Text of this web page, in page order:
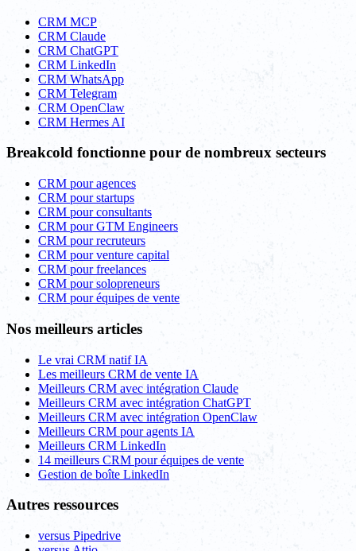
CRM MCP
CRM Claude
CRM ChatGPT
CRM LinkedIn
CRM WhatsApp
CRM Telegram
CRM OpenClaw
CRM Hermes AI
Breakcold fonctionne pour de nombreux secteurs
CRM pour agences
CRM pour startups
CRM pour consultants
CRM pour GTM Engineers
CRM pour recruteurs
CRM pour venture capital
CRM pour freelances
CRM pour solopreneurs
CRM pour équipes de vente
Nos meilleurs articles
Le vrai CRM natif IA
Les meilleurs CRM de vente IA
Meilleurs CRM avec intégration Claude
Meilleurs CRM avec intégration ChatGPT
Meilleurs CRM avec intégration OpenClaw
Meilleurs CRM pour agents IA
Meilleurs CRM LinkedIn
14 meilleurs CRM pour équipes de vente
Gestion de boîte LinkedIn
Autres ressources
versus Pipedrive